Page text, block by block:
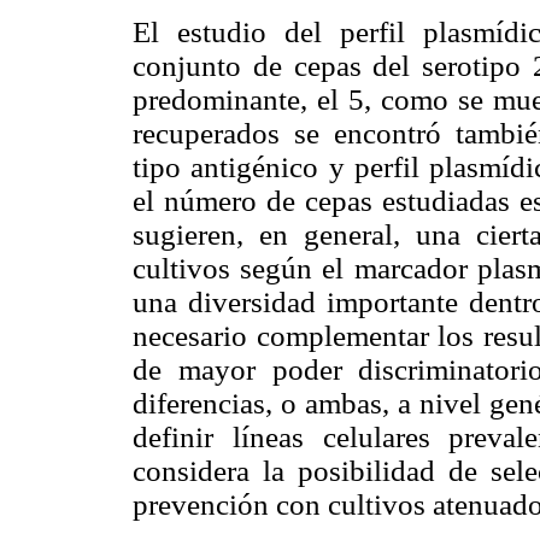
El estudio del perfil
conjunto de cepas del serotipo
predominante, el 5, como se
recuperados se encontró
tipo antigénico y perfil
el número de cepas estudiadas
sugieren, en general, una
cultivos según el marcador
una diversidad importante
necesario complementar los
de mayor poder
diferencias, o ambas, a nivel
definir líneas celulares
considera la posibilidad de
prevención con cultivos